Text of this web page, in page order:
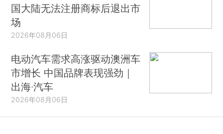
国大陆无法注册商标后退出市
场
2026年08月06日
电动汽车需求高涨驱动澳洲车
市增长 中国品牌表现强劲｜
出海·汽车
2026年08月06日